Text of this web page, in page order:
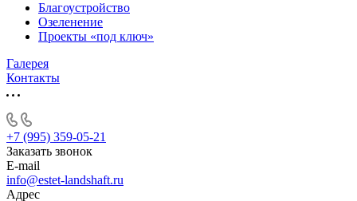
Благоустройство
Озеленение
Проекты «под ключ»
Галерея
Контакты
+7 (995) 359-05-21
Заказать звонок
E-mail
info@estet-landshaft.ru
Адрес